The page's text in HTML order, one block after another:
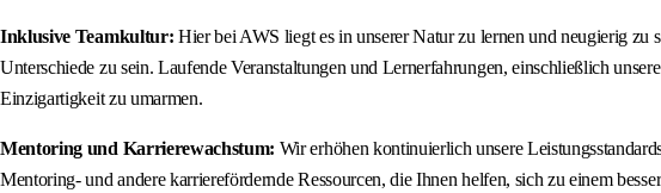
Inklusive Teamkultur: Hier bei AWS liegt es in unserer Natur zu lernen und neugierig zu
Unterschiede zu sein. Laufende Veranstaltungen und Lernerfahrungen, einschließlich
Einzigartigkeit zu umarmen.
Mentoring und Karrierewachstum: Wir erhöhen kontinuierlich unsere
Mentoring- und andere karrierefördernde Ressourcen, die Ihnen helfen, sich zu einem